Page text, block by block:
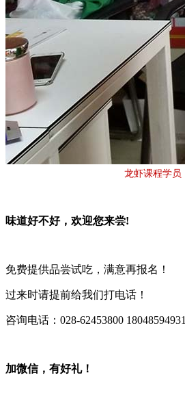
龙虾课程学员
味道好不好，欢迎您来尝!
免费提供品尝试吃，满意再报名！
过来时请提前给我们打电话！
咨询电话：028-62453800 18048594931
加微信，有好礼！